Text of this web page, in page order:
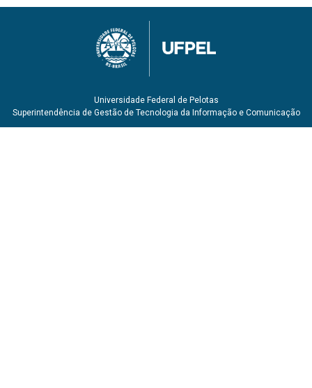
Universidade Federal de Pelotas
Superintendência de Gestão de Tecnologia da Informação e Comunicação